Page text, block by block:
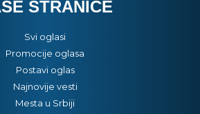
STRANICE
Svi oglasi
Promocije oglasa
Postavi oglas
Najnovije vesti
Mesta u Srbiji